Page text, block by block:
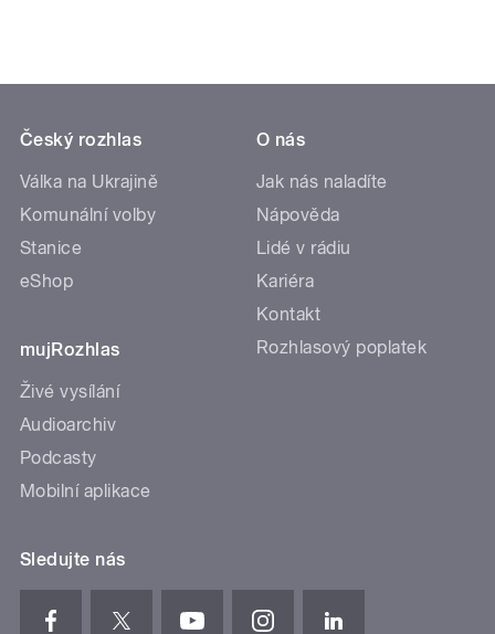
Český rozhlas
Válka na Ukrajině
Komunální volby
Stanice
eShop
mujRozhlas
Živé vysílání
Audioarchiv
Podcasty
Mobilní aplikace
O nás
Jak nás naladíte
Nápověda
Lidé v rádiu
Kariéra
Kontakt
Rozhlasový poplatek
Sledujte nás